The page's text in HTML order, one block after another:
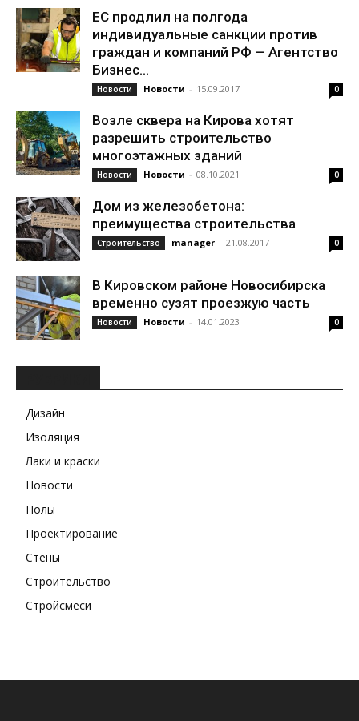
ЕС продлил на полгода
индивидуальные санкции против
граждан и компаний РФ — Агентство
Бизнес...
Новости Новости - 15.09.2017 0
Возле сквера на Кирова хотят
разрешить строительство
многоэтажных зданий
Новости Новости - 08.10.2021 0
Дом из железобетона:
преимущества строительства
Строительство manager - 21.08.2017 0
В Кировском районе Новосибирска
временно сузят проезжую часть
Новости Новости - 14.01.2023 0
Дизайн
Изоляция
Лаки и краски
Новости
Полы
Проектирование
Стены
Строительство
Стройсмеси